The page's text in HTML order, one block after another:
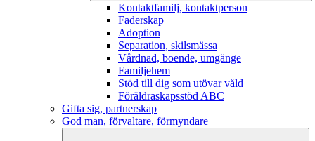
Kontaktfamilj, kontaktperson
Faderskap
Adoption
Separation, skilsmässa
Vårdnad, boende, umgänge
Familjehem
Stöd till dig som utövar våld
Föräldraskapsstöd ABC
Gifta sig, partnerskap
God man, förvaltare, förmyndare